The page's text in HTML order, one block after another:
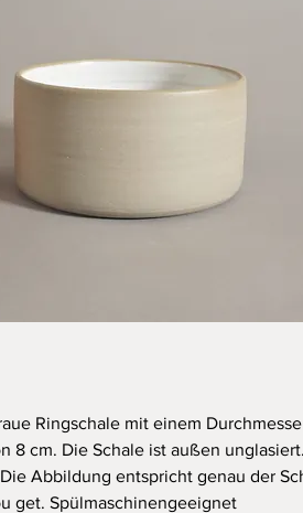
Ringschale mit einem
8 cm. Die Schale ist außen
Abbildung entspricht genau der
get. Spülmaschinengeeignet